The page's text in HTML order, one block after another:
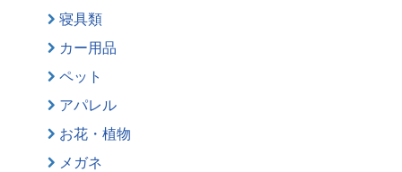
寝具類
カー用品
ペット
アパレル
お花・植物
メガネ